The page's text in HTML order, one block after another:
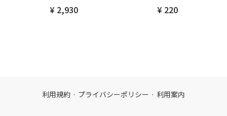
¥ 2,930
¥ 220
利用規約 · プライバシーポリシー · 利用案内